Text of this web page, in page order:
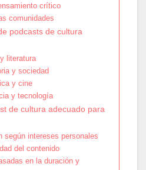
crítico
comunidades
podcasts de cultura
literatura
y sociedad
y cine
y tecnología
de cultura adecuado para
según intereses personales
del contenido
en la duración y